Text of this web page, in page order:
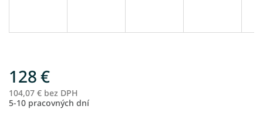
128 €
104,07 € bez DPH
5-10 pracovných dní